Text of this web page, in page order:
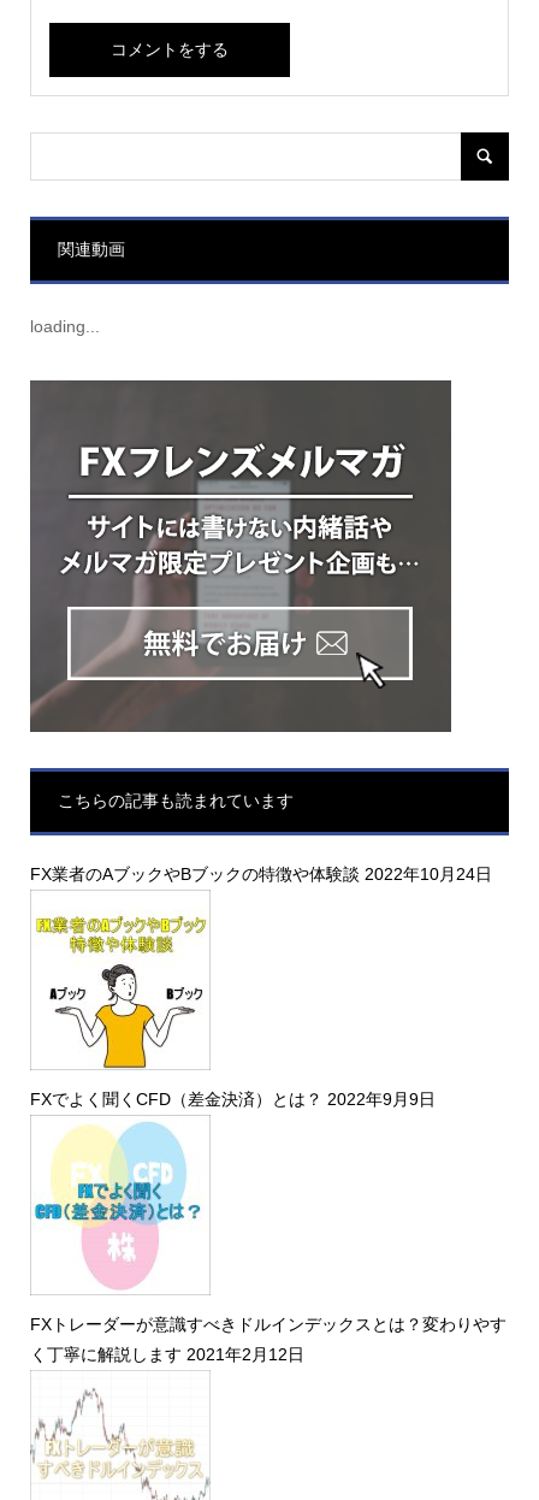
関連動画
loading...
こちらの記事も読まれています
FX業者のAブックやBブックの特徴や体験談 2022年10月24日
FXでよく聞くCFD（差金決済）とは？ 2022年9月9日
FXトレーダーが意識すべきドルインデックスとは？変わりやす
く丁寧に解説します 2021年2月12日